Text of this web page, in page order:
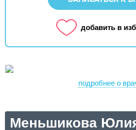
добавить в
подробнее о
Меньшикова